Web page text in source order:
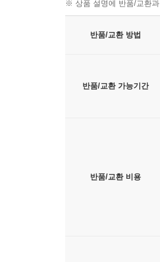
※ 상품 설명에 반품/교환
반품/교환 방법
반품/교환 가능기간
반품/교환 비용